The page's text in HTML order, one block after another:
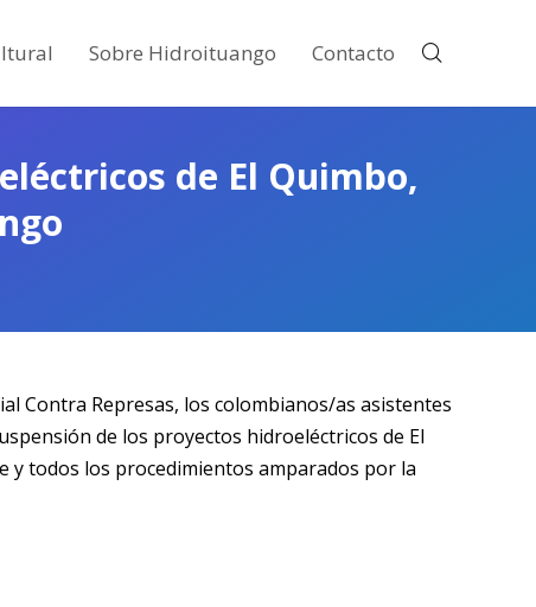
Sobre Hidroituango Contacto
de El Quimbo,
Contra Represas, los colombianos/as asistentes
de los proyectos hidroeléctricos de El
todos los procedimientos amparados por la